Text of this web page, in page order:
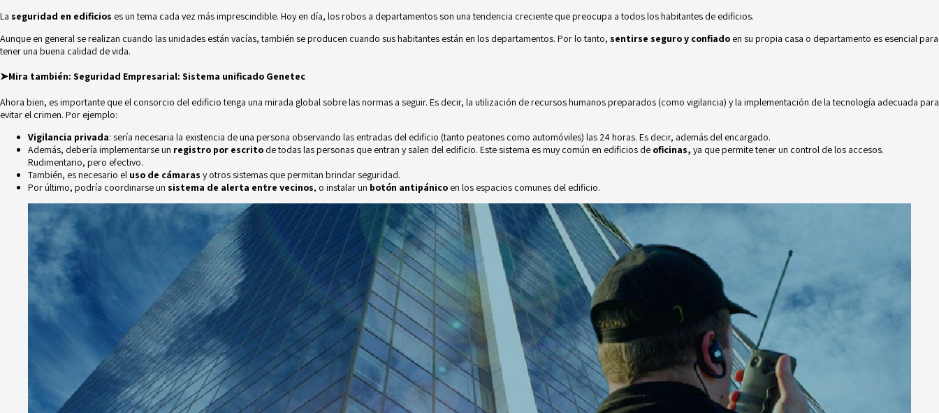
La seguridad en edificios es un tema cada vez más imprescindible. Hoy en día, los robos a departamentos son una tendencia creciente que preocupa a todos los habitantes de edificios.
Aunque en general se realizan cuando las unidades están vacías, también se producen cuando sus habitantes están en los departamentos. Por lo tanto, sentirse seguro y confiado en su propia casa o departamento es esencial para
tener una buena calidad de vida.
➤Mira también: Seguridad Empresarial: Sistema unificado Genetec
Ahora bien, es importante que el consorcio del edificio tenga una mirada global sobre las normas a seguir. Es decir, la utilización de recursos humanos preparados (como vigilancia) y la implementación de la tecnología adecuada para
evitar el crimen. Por ejemplo:
Vigilancia privada: sería necesaria la existencia de una persona observando las entradas del edificio (tanto peatones como automóviles) las 24 horas. Es decir, además del encargado.
Además, debería implementarse un registro por escrito de todas las personas que entran y salen del edificio. Este sistema es muy común en edificios de oficinas, ya que permite tener un control de los accesos.
Rudimentario, pero efectivo.
También, es necesario el uso de cámaras y otros sistemas que permitan brindar seguridad.
Por último, podría coordinarse un sistema de alerta entre vecinos, o instalar un botón antipánico en los espacios comunes del edificio.